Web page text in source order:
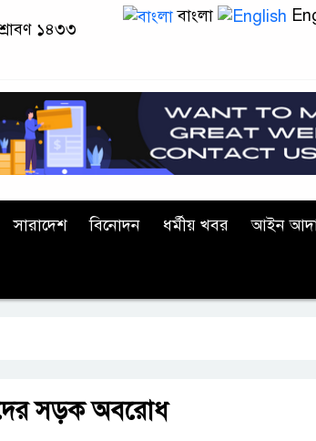
১৪৩৩
বাংলা
সারাদেশ বিনোদন ধর্মীয় খবর আইন
সড়ক অবরোধ